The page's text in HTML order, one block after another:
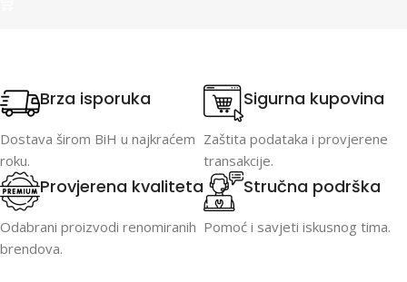
Brza isporuka
Dostava širom BiH u najkraćem
roku.
Sigurna kupovina
Zaštita podataka i provjerene
transakcije.
Provjerena kvaliteta
Odabrani proizvodi renomiranih
brendova.
Stručna podrška
Pomoć i savjeti iskusnog tima.